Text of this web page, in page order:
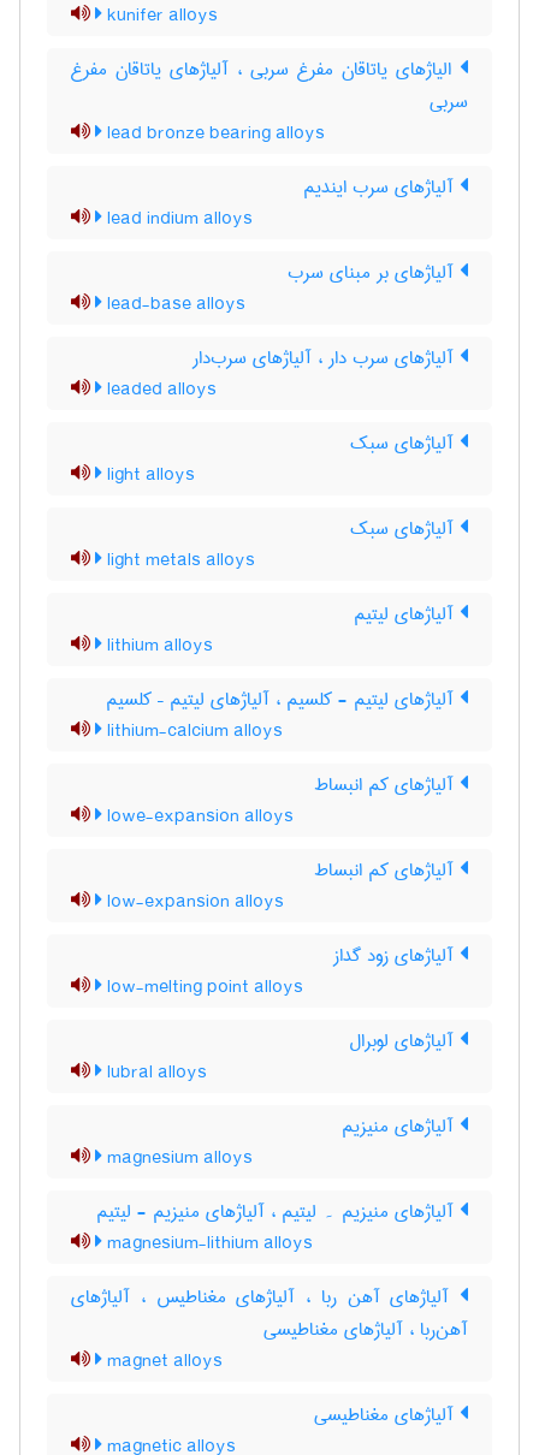
kunifer alloys
الیاژهای یاتاقان مفرغ سربی ، آلیاژهای یاتاقان مفرغ
سربی
lead bronze bearing alloys
آلیاژهای سرب ایندیم
lead indium alloys
آلیاژهای بر مبنای سرب
lead-base alloys
آلیاژهای سرب دار ، آلیاژهای سرب‌دار
leaded alloys
آلیاژهای سبک
light alloys
آلیاژهای سبک
light metals alloys
آلیاژهای لیتیم
lithium alloys
آلیاژهای لیتیم - کلسیم ، آلیاژهای لیتیم – کلسیم
lithium-calcium alloys
آلیاژهای کم انبساط
lowe-expansion alloys
آلیاژهای کم انبساط
low-expansion alloys
آلیاژهای زود گداز
low-melting point alloys
آلیاژهای لوبرال
lubral alloys
آلیاژهای منیزیم
magnesium alloys
آلیاژهای منیزیم ۔ لیتیم ، آلیاژهای منیزیم - لیتیم
magnesium-lithium alloys
آلیاژهای آهن ربا ، آلیاژهای مغناطیس ، آلیاژهای
آهن‌ربا ، آلیاژهای مغناطیسی
magnet alloys
آلیاژهای مغناطیسی
magnetic alloys